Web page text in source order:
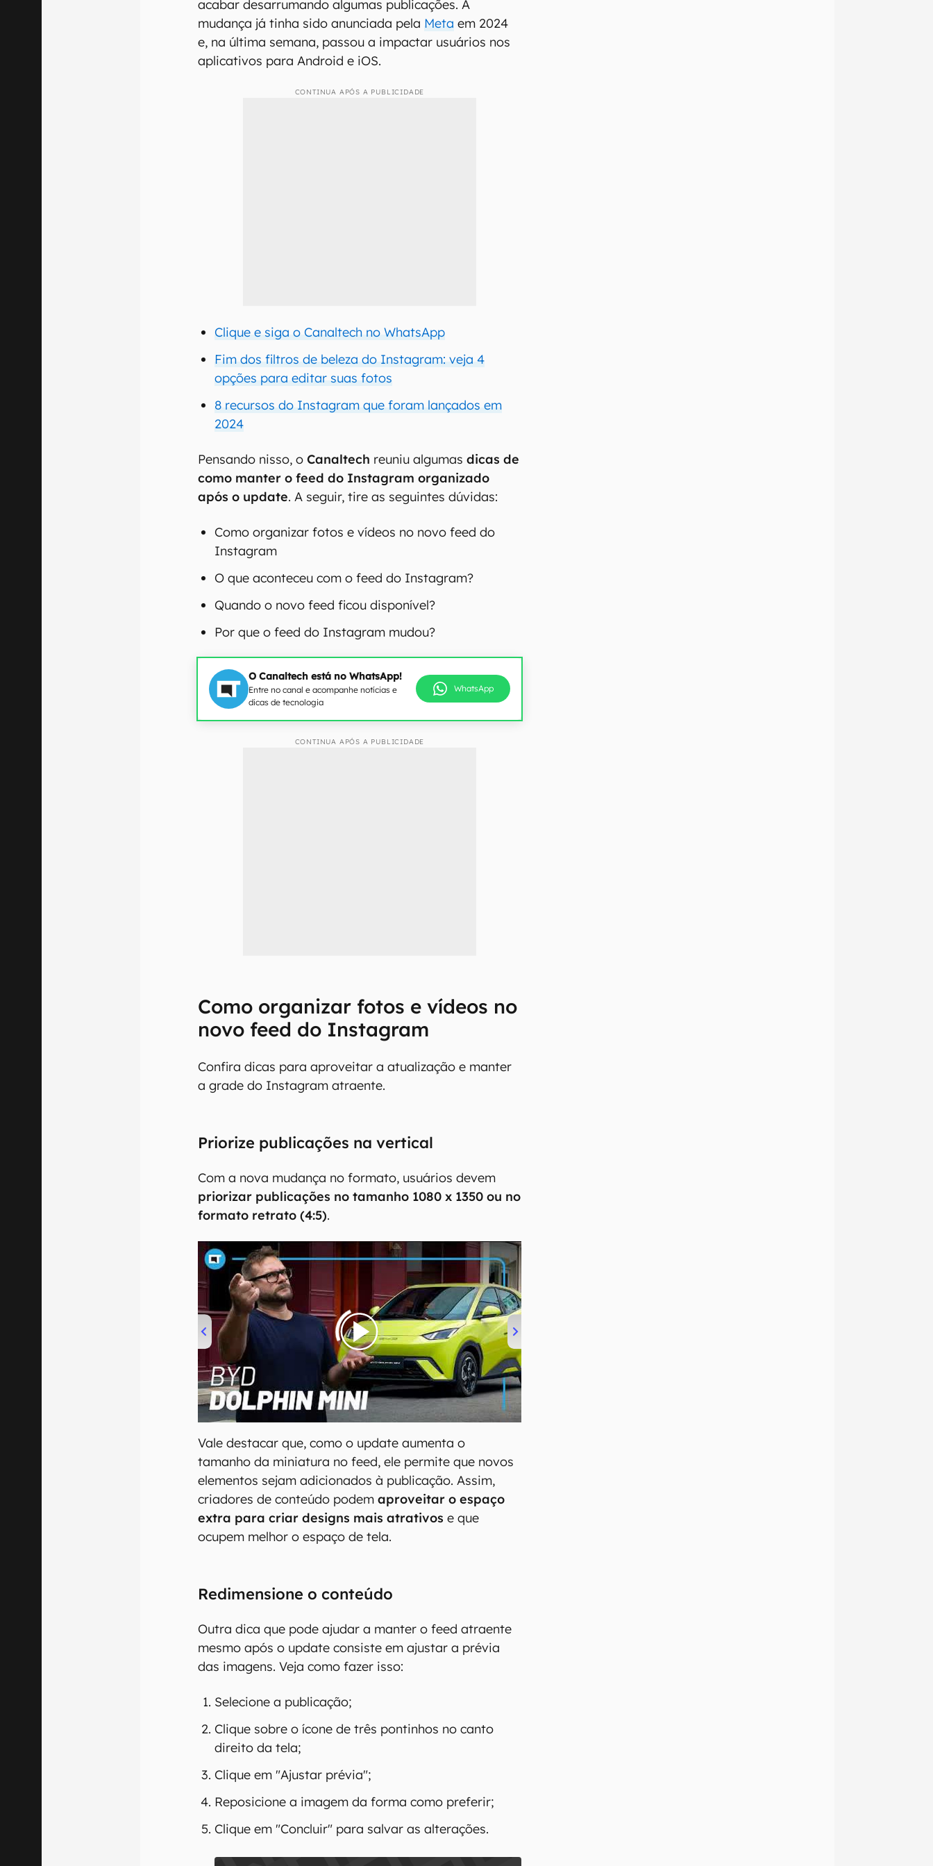
acabar desarrumando algumas publicações. A
mudança já tinha sido anunciada pela Meta em 2024
e, na última semana, passou a impactar usuários nos
aplicativos para Android e iOS.
CONTINUA APÓS A PUBLICIDADE
Clique e siga o Canaltech no WhatsApp
Fim dos filtros de beleza do Instagram: veja 4
opções para editar suas fotos
8 recursos do Instagram que foram lançados em
2024
Pensando nisso, oCanaltech reuniu algumasdicas de
como manter o feed do Instagram organizado
após o update. A seguir, tire as seguintes dúvidas:
Como organizar fotos e vídeos no novo feed do
Instagram
O que aconteceu com o feed do Instagram?
Quando o novo feed ficou disponível?
Por que o feed do Instagram mudou?
O Canaltech está no WhatsApp!
Entre no canal e acompanhe notícias e
dicas de tecnologia
WhatsApp
CONTINUA APÓS A PUBLICIDADE
Como organizar fotos e vídeos no
novo feed do Instagram
Confira dicas para aproveitar a atualização e manter
a grade do Instagram atraente.
Priorize publicações na vertical
Com a nova mudança no formato, usuários devem
priorizar publicações no tamanho 1080 x 1350 ou no
formato retrato (4:5).
00:00/04:07
Vale destacar que, como o update aumenta o
tamanho da miniatura no feed, ele permite que novos
elementos sejam adicionados à publicação. Assim,
criadores de conteúdo podemaproveitar o espaço
extra para criar designs mais atrativos e que
ocupem melhor o espaço de tela.
Redimensione o conteúdo
Outra dica que pode ajudar a manter o feed atraente
mesmo após o update consiste em ajustar a prévia
das imagens. Veja como fazer isso:
Selecione a publicação;
Clique sobre o ícone de três pontinhos no canto
direito da tela;
Clique em "Ajustar prévia";
Reposicione a imagem da forma como preferir;
Clique em "Concluir" para salvar as alterações.